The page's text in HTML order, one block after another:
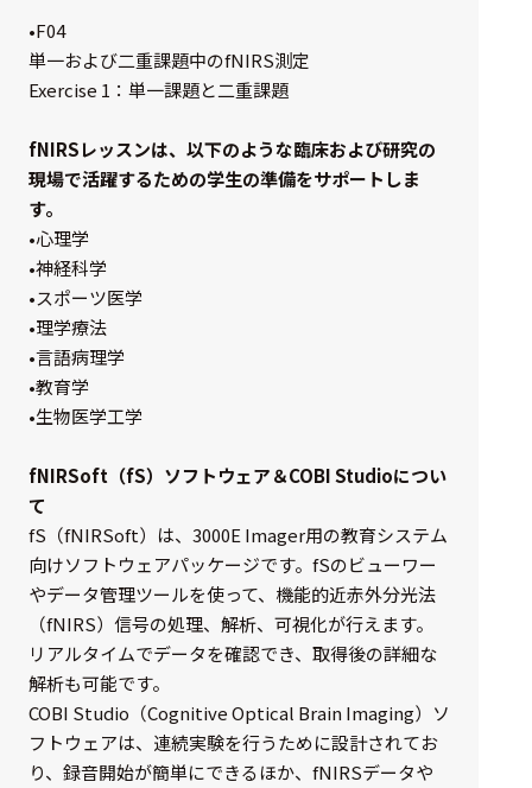
•F04
単一および二重課題中のfNIRS測定
Exercise 1：単一課題と二重課題
fNIRSレッスンは、以下のような臨床および研究の
現場で活躍するための学生の準備をサポートしま
す。
•心理学
•神経科学
•スポーツ医学
•理学療法
•言語病理学
•教育学
•生物医学工学
fNIRSoft（fS）ソフトウェア＆COBI Studioについ
て
fS（fNIRSoft）は、3000E Imager用の教育システム
向けソフトウェアパッケージです。fSのビューワー
やデータ管理ツールを使って、機能的近赤外分光法
（fNIRS）信号の処理、解析、可視化が行えます。
リアルタイムでデータを確認でき、取得後の詳細な
解析も可能です。
COBI Studio（Cognitive Optical Brain Imaging）ソ
フトウェアは、連続実験を行うために設計されてお
り、録音開始が簡単にできるほか、fNIRSデータや